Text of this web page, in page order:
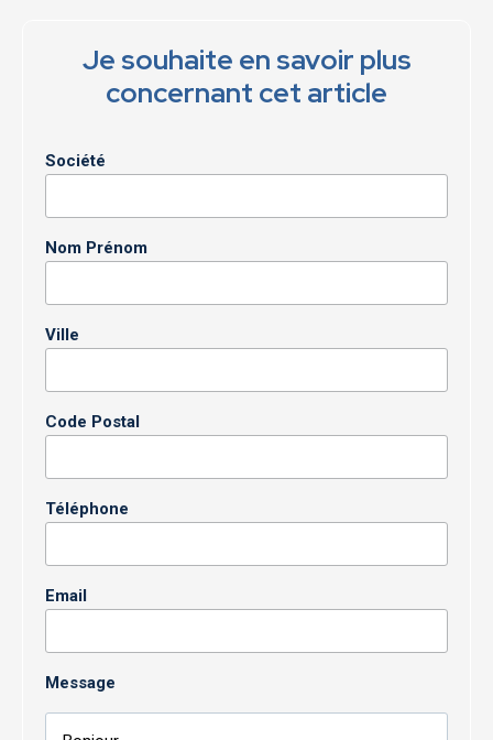
Je souhaite en savoir plus
concernant cet article
Société
Nom Prénom
Ville
Code Postal
Téléphone
Email
Message